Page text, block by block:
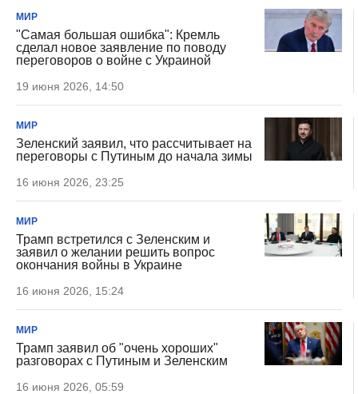
МИР
"Самая большая ошибка": Кремль
сделал новое заявление по поводу
переговоров о войне с Украиной
19 июня 2026, 14:50
МИР
Зеленский заявил, что рассчитывает на
переговоры с Путиным до начала зимы
16 июня 2026, 23:25
МИР
Трамп встретился с Зеленским и
заявил о желании решить вопрос
окончания войны в Украине
16 июня 2026, 15:24
МИР
Трамп заявил об "очень хороших"
разговорах с Путиным и Зеленским
16 июня 2026, 05:59